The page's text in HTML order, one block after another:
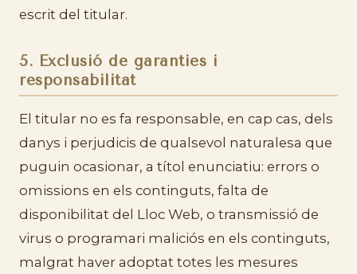
escrit del titular.
5. Exclusió de garanties i
responsabilitat
El titular no es fa responsable, en cap cas, dels
danys i perjudicis de qualsevol naturalesa que
puguin ocasionar, a títol enunciatiu: errors o
omissions en els continguts, falta de
disponibilitat del Lloc Web, o transmissió de
virus o programari maliciós en els continguts,
malgrat haver adoptat totes les mesures